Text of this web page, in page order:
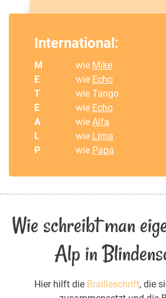
International:
M wie Mike
E
wie Echo
T
wie Tango
E
wie Echo
A
wieAlfa
L
wie Lima
P
wie Papa
Wie schreibt man
Alp in
Hier hilft die Brailleschrift, die